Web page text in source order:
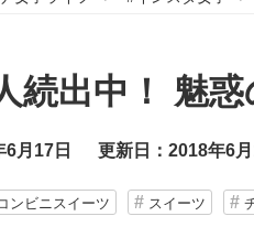
続出中！ 魅
月17日 更新日：2018年6月
ンビニスイーツ スイーツ